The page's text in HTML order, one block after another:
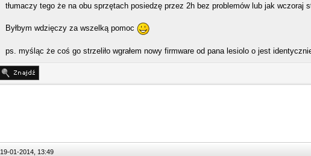
tłumaczy tego że na obu sprzętach posiedzę przez 2h bez problemów lub jak wczoraj
Byłbym wdzięczy za wszelką pomoc
ps. myśląc że coś go strzeliło wgrałem nowy firmware od pana lesiolo o jest
19-01-2014, 13:49